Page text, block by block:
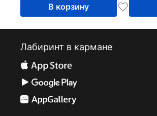
В корзину
Лабиринт в кармане